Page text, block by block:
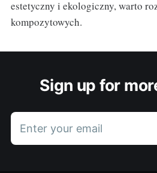
estetyczny i ekologiczny, warto
kompozytowych.
Sign up for
Enter your email